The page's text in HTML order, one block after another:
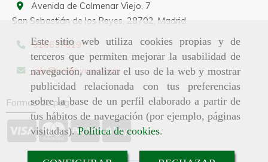
Este sitio web utiliza cookies propias y de
terceros que permiten mejorar la usabilidad de
navegación, analizar el uso de la web y mostrar
publicidad relacionada con tus preferencias
sobre la base de un perfil elaborado a partir de
tus hábitos de navegación (por ejemplo, páginas
visitadas).Política de cookies.
Avenida de Colmenar Viejo, 7
San Sebastián de los Reyes, 28702, Madrid
916637819
info barijoyeros.com
Formas de pago